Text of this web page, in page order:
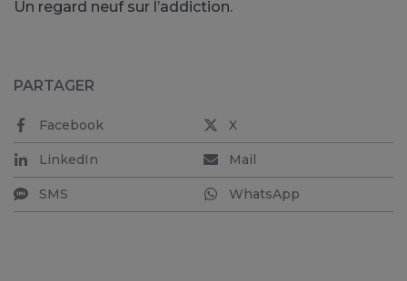
Un regard neuf sur l’addiction.
PARTAGER
Facebook X
LinkedIn Mail
SMS WhatsApp